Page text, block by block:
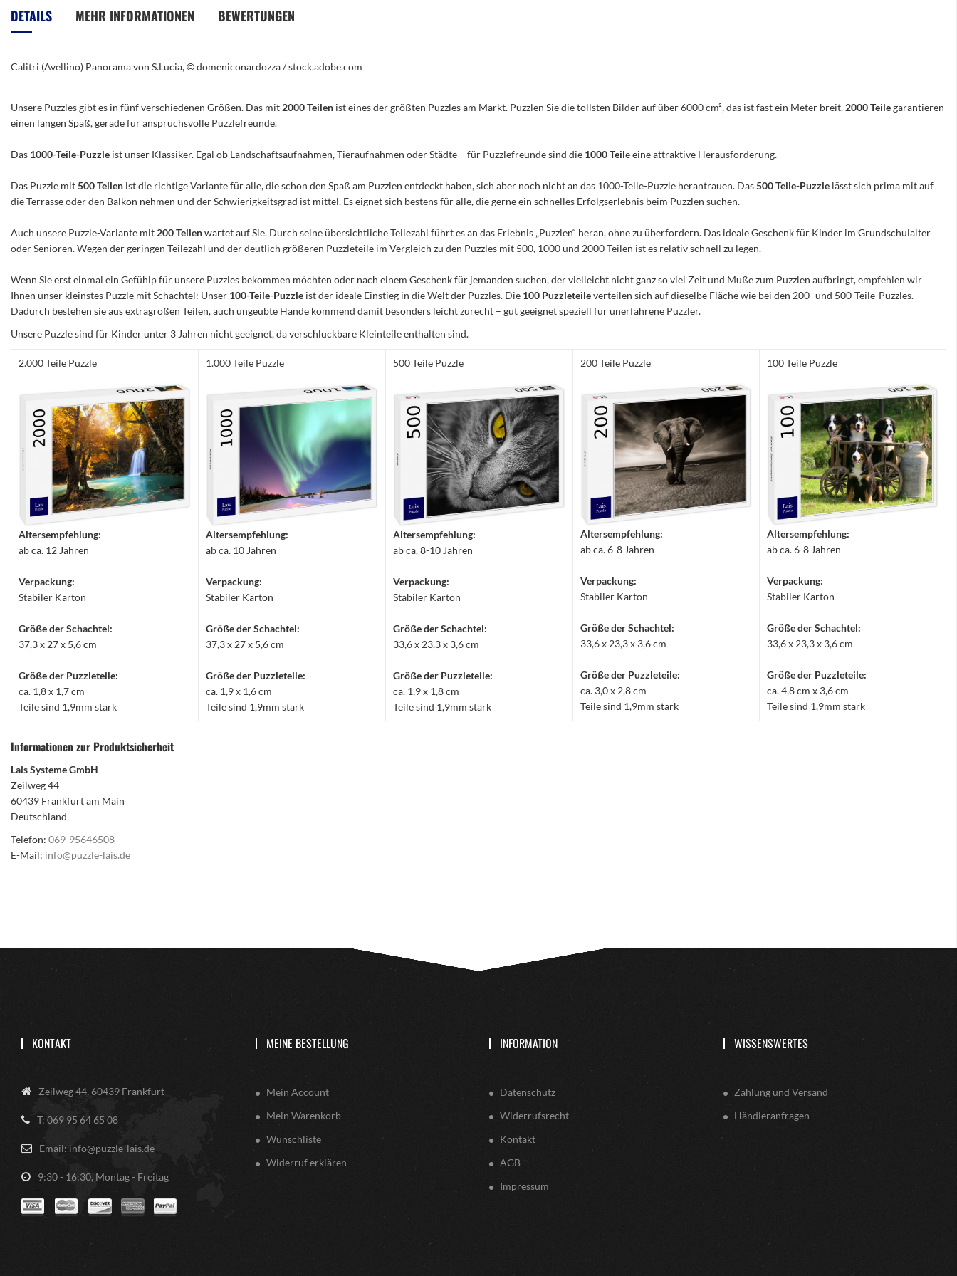
Bildergalerie
springen
DETAILS
Calitri (Avellino) Panorama von S.Lucia, © domeniconardozza / stock.adobe.com
MEHR INFORMATIONEN BEWERTUNGEN
Unsere Puzzles gibt es in fünf verschiedenen Größen. Das mit 2000 Teilen ist eines der größten Puzzles am Markt. Puzzlen Sie die tollsten Bilder auf über 6000 cm², das ist fast ein Meter breit. 2000 Teilegarantieren
einen langen Spaß, gerade für anspruchsvolle Puzzlefreunde.
Das 1000-Teile-Puzzle ist unser Klassiker. Egal ob Landschaftsaufnahmen, Tieraufnahmen oder Städte – für Puzzlefreunde sind die 1000 Teile eine attraktive Herausforderung.
Das Puzzle mit500 Teilen ist die richtige Variante für alle, die schon den Spaß am Puzzlen entdeckt haben, sich aber noch nicht an das 1000-Teile-Puzzle herantrauen. Das500 Teile-Puzzle lässt sich prima mit auf
die Terrasse oder den Balkon nehmen und der Schwierigkeitsgrad ist mittel. Es eignet sich bestens für alle, die gerne ein schnelles Erfolgserlebnis beim Puzzlen suchen.
Auch unsere Puzzle-Variante mit 200 Teilenwartet auf Sie. Durch seine übersichtliche Teilezahl führt es an das Erlebnis „Puzzlen“ heran, ohne zu überfordern. Das ideale Geschenk für Kinder im Grundschulalter
oder Senioren. Wegen der geringen Teilezahl und der deutlich größeren Puzzleteile im Vergleich zu den Puzzles mit 500, 1000 und 2000 Teilen ist es relativ schnell zu legen.
Wenn Sie erst einmal ein Gefühlp für unsere Puzzles bekommen möchten oder nach einem Geschenk für jemanden suchen, der vielleicht nicht ganz so viel Zeit und Muße zum Puzzlen aufbringt, empfehlen wir
Ihnen unser kleinstes Puzzle mit Schachtel: Unser 100-Teile-Puzzle ist der ideale Einstieg in die Welt der Puzzles. Die 100 Puzzleteileverteilen sich auf dieselbe Fläche wie bei den 200- und 500-Teile-Puzzles.
Dadurch bestehen sie aus extragroßen Teilen, auch ungeübte Hände kommend damit besonders leicht zurecht – gut geeignet speziell für unerfahrene Puzzler.
Unsere Puzzle sind für Kinder unter 3 Jahren nicht geeignet, da verschluckbare Kleinteile enthalten sind.
2.000 Teile Puzzle 1.000 Teile Puzzle 500 Teile Puzzle 200 Teile Puzzle 100 Teile Puzzle
Altersempfehlung:
ab ca. 12 Jahren
Verpackung:
Stabiler Karton
Größe der Schachtel:
37,3 x 27 x 5,6 cm
Größe der Puzzleteile:
ca. 1,8 x 1,7 cm
Teile sind 1,9mm stark
Altersempfehlung:
ab ca. 10 Jahren
Verpackung:
Stabiler Karton
Größe der Schachtel:
37,3 x 27 x 5,6 cm
Größe der Puzzleteile:
ca. 1,9 x 1,6 cm
Teile sind 1,9mm stark
Altersempfehlung:
ab ca. 8-10 Jahren
Verpackung:
Stabiler Karton
Größe der Schachtel:
33,6 x 23,3 x 3,6 cm
Größe der Puzzleteile:
ca. 1,9 x 1,8 cm
Teile sind 1,9mm stark
Altersempfehlung:
ab ca. 6-8 Jahren
Verpackung:
Stabiler Karton
Größe der Schachtel:
33,6 x 23,3 x 3,6 cm
Größe der Puzzleteile:
ca. 3,0 x 2,8 cm
Teile sind 1,9mm stark
Altersempfehlung:
ab ca. 6-8 Jahren
Verpackung:
Stabiler Karton
Größe der Schachtel:
33,6 x 23,3 x 3,6 cm
Größe der Puzzleteile:
ca. 4,8 cm x 3,6 cm
Teile sind 1,9mm stark
Informationen zur Produktsicherheit
Lais Systeme GmbH
Zeilweg 44
60439 Frankfurt am Main
Deutschland
Telefon: 069-95646508
E-Mail: info@puzzle-lais.de
KONTAKT
Zeilweg 44, 60439 Frankfurt
T: 069 95 64 65 08
Email: info@puzzle-lais.de
9:30 - 16:30, Montag - Freitag
MEINE BESTELLUNG
Mein Account
Mein Warenkorb
Wunschliste
Widerruf erklären
INFORMATION
Datenschutz
Widerrufsrecht
Kontakt
AGB
Impressum
WISSENSWERTES
Zahlung und Versand
Händleranfragen